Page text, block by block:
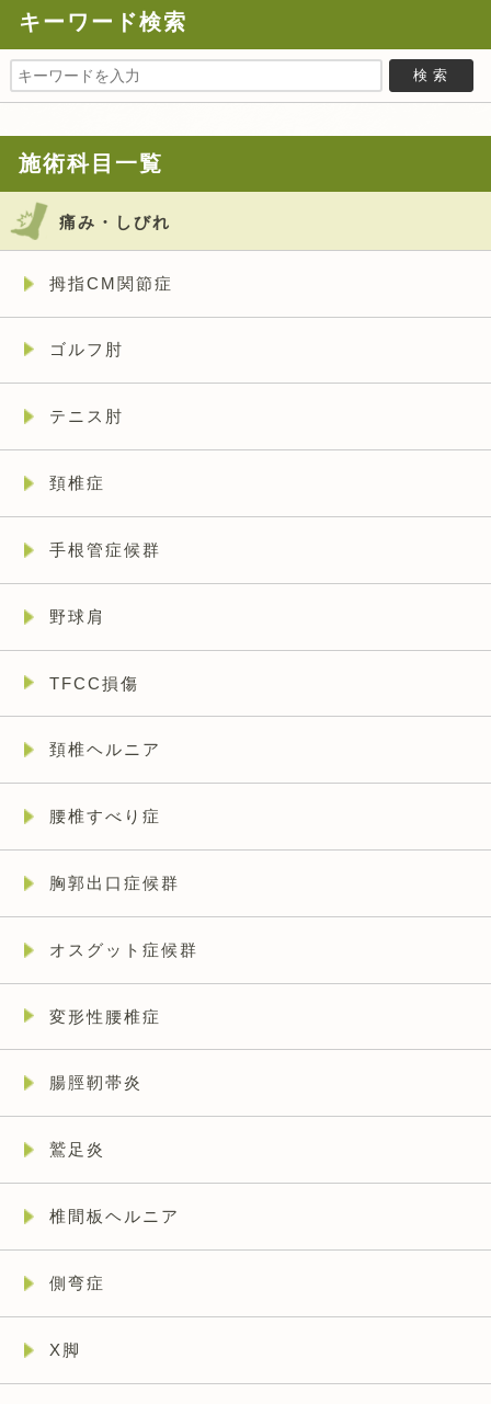
キーワード検索
施術科目一覧
痛み・しびれ
拇指CM関節症
ゴルフ肘
テニス肘
頚椎症
手根管症候群
野球肩
TFCC損傷
頚椎ヘルニア
腰椎すべり症
胸郭出口症候群
オスグット症候群
変形性腰椎症
腸脛靭帯炎
鷲足炎
椎間板ヘルニア
側弯症
X脚